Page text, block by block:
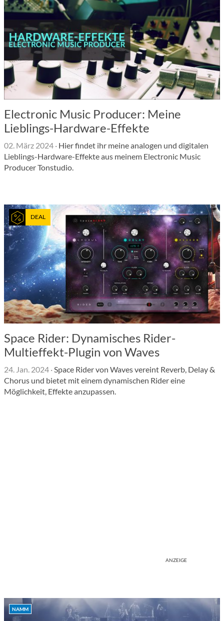
Electronic Music Producer: Meine
Lieblings-Hardware-Effekte
02. März 2024 · Hier findet ihr meine analogen und digitalen
Lieblings-Hardware-Effekte aus meinem Electronic Music
Producer Tonstudio.
DEAL
Space Rider: Dynamisches Rider-
Multieffekt-Plugin von Waves
24. Jan. 2024 ·Space Rider von Waves vereint Reverb, Delay &
Chorus und bietet mit einem dynamischen Rider eine
Möglichkeit, Effekte anzupassen.
ANZEIGE
NAMM